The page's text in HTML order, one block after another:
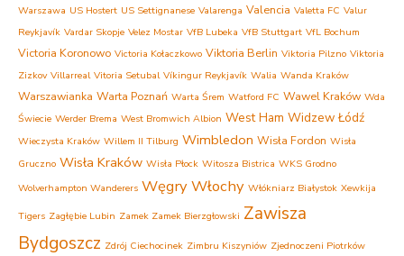
Warszawa US Hostert US Settignanese Valarenga Valencia Valetta FC Valur
Reykjavík Vardar Skopje Velez Mostar VfB Lubeka VfB Stuttgart VfL Bochum
Victoria Koronowo Victoria Kołaczkowo Viktoria Berlin Viktoria Pilzno Viktoria
Zizkov Villarreal Vitoria Setubal Víkingur Reykjavík Walia Wanda Kraków
Warszawianka Warta Poznań Warta Śrem Watford FC Wawel Kraków Wda
Świecie Werder Brema West Bromwich Albion West Ham Widzew Łódź
Wieczysta Kraków Willem II Tilburg Wimbledon Wisła Fordon Wisła
Gruczno Wisła Kraków Wisła Płock Witosza Bistrica WKS Grodno
Wolverhampton Wanderers WęgryWłochy Włókniarz Białystok Xewkija
Tigers Zagłębie Lubin Zamek Zamek Bierzgłowski Zawisza
Bydgoszcz Zdrój Ciechocinek Zimbru Kiszyniów Zjednoczeni Piotrków